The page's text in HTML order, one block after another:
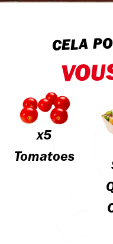
CELA
x5
Tomatoes